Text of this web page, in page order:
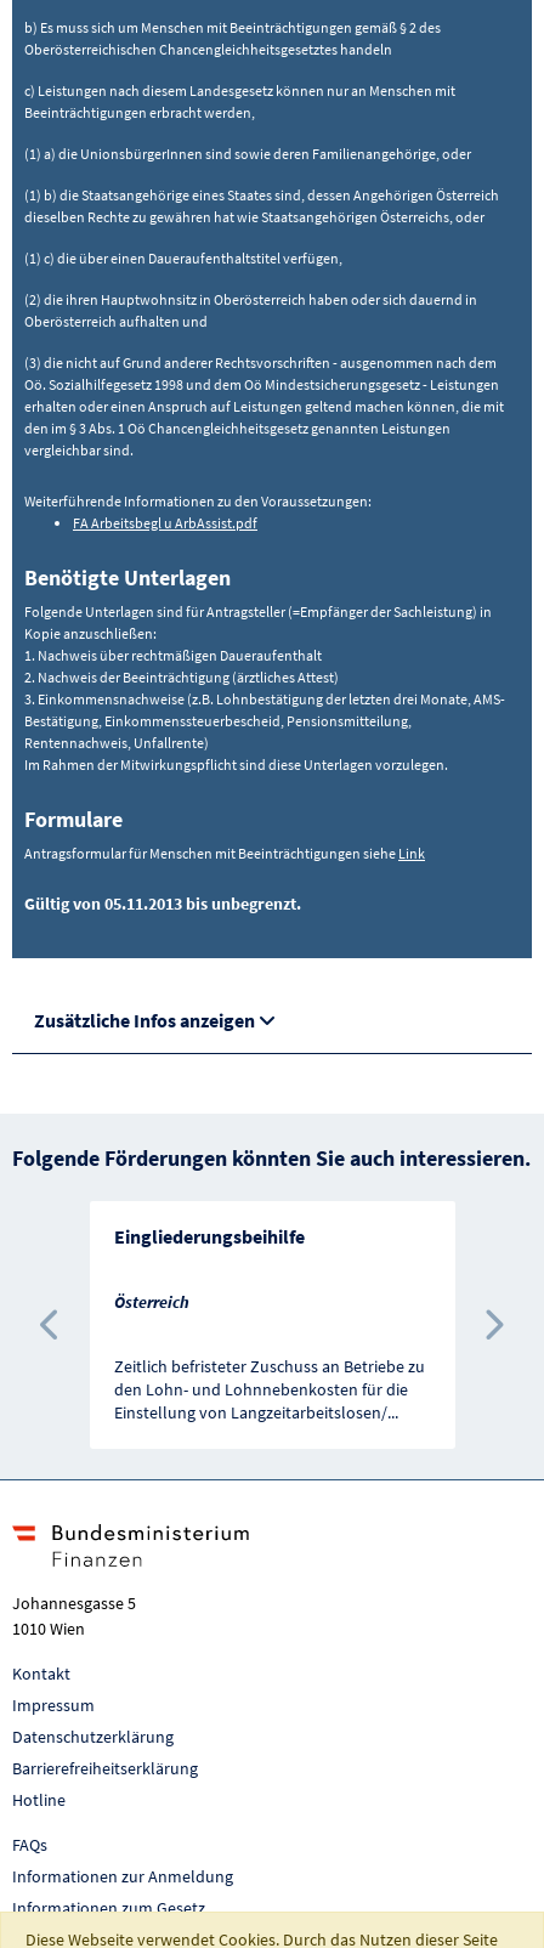
b) Es muss sich um Menschen mit Beeinträchtigungen gemäß § 2 des
Oberösterreichischen Chancengleichheitsgesetztes handeln
c) Leistungen nach diesem Landesgesetz können nur an Menschen mit
Beeinträchtigungen erbracht werden,
(1) a) die UnionsbürgerInnen sind sowie deren Familienangehörige, oder
(1) b) die Staatsangehörige eines Staates sind, dessen Angehörigen Österreich
dieselben Rechte zu gewähren hat wie Staatsangehörigen Österreichs, oder
(1) c) die über einen Daueraufenthaltstitel verfügen,
(2) die ihren Hauptwohnsitz in Oberösterreich haben oder sich dauernd in
Oberösterreich aufhalten und
(3) die nicht auf Grund anderer Rechtsvorschriften - ausgenommen nach dem
Oö. Sozialhilfegesetz 1998 und dem Oö Mindestsicherungsgesetz - Leistungen
erhalten oder einen Anspruch auf Leistungen geltend machen können, die mit
den im § 3 Abs. 1 Oö Chancengleichheitsgesetz genannten Leistungen
vergleichbar sind.
Weiterführende Informationen zu den Voraussetzungen:
FA Arbeitsbegl u ArbAssist.pdf
Benötigte Unterlagen
Folgende Unterlagen sind für Antragsteller (=Empfänger der Sachleistung) in
Kopie anzuschließen:
1. Nachweis über rechtmäßigen Daueraufenthalt
2. Nachweis der Beeinträchtigung (ärztliches Attest)
3. Einkommensnachweise (z.B. Lohnbestätigung der letzten drei Monate, AMS-
Bestätigung, Einkommenssteuerbescheid, Pensionsmitteilung,
Rentennachweis, Unfallrente)
Im Rahmen der Mitwirkungspflicht sind diese Unterlagen vorzulegen.
Formulare
Antragsformular für Menschen mit Beeinträchtigungen siehe Link
Gültig von 05.11.2013 bis unbegrenzt.
Zusätzliche Infos anzeigen
Folgende Förderungen könnten Sie auch interessieren.
Eingliederungsbeihilfe
Österreich
Zeitlich befristeter Zuschuss an Betriebe zu
den Lohn- und Lohnnebenkosten für die
Einstellung von Langzeitarbeitslosen/...
Vorherige Förderung
Johannesgasse 5
1010 Wien
Kontakt
Impressum
Datenschutzerklärung
Barrierefreiheitserklärung
Hotline
FAQs
Informationen zur Anmeldung
Informationen zum Gesetz
Auswertungen und Berichte
Diese Webseite verwendet Cookies. Durch das Nutzen dieser Seite